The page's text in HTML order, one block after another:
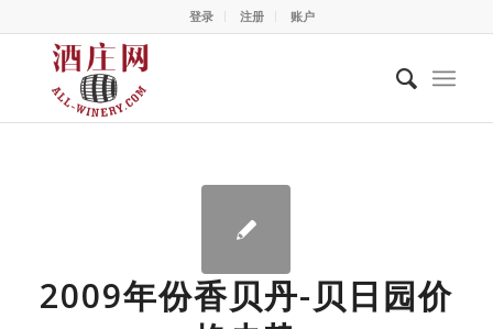
登录 注册 账户
2009年份香贝丹-贝日园价